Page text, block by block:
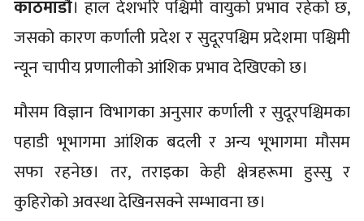
काठमाडौं। हाल देशभरि पश्चिमी वायुको प्रभाव रहेको छ,
जसको कारण कर्णाली प्रदेश र सुदूरपश्चिम प्रदेशमा पश्चिमी
न्यून चापीय प्रणालीको आंशिक प्रभाव देखिएको छ।
मौसम विज्ञान विभागका अनुसार कर्णाली र सुदूरपश्चिमका
पहाडी भूभागमा आंशिक बदली र अन्य भूभागमा मौसम
सफा रहनेछ। तर, तराइका केही क्षेत्रहरूमा हुस्सु र
कुहिरोको अवस्था देखिनसक्ने सम्भावना छ।